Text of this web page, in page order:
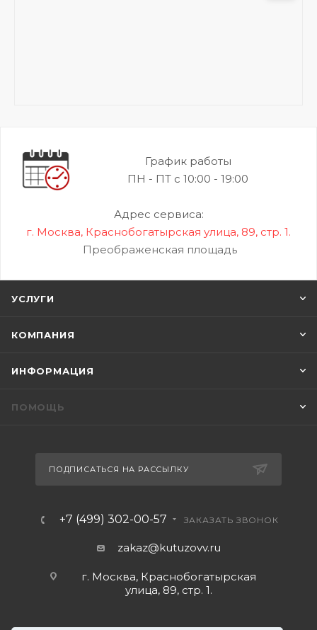
График работы
ПН - ПТ с 10:00 - 19:00
Адрес сервиса:
г. Москва, Краснобогатырская улица, 89, стр. 1.
Преображенская площадь
УСЛУГИ
КОМПАНИЯ
ИНФОРМАЦИЯ
ПОМОЩЬ
ПОДПИСАТЬСЯ НА РАССЫЛКУ
+7 (499) 302-00-57 ЗАКАЗАТЬ ЗВОНОК
zakaz@kutuzovv.ru
г. Москва, Краснобогатырская
улица, 89, стр. 1.